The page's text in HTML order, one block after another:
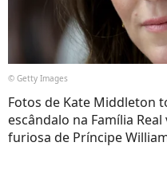
© Getty Images
Fotos de Kate Middleton
escândalo na Família
furiosa de Príncipe